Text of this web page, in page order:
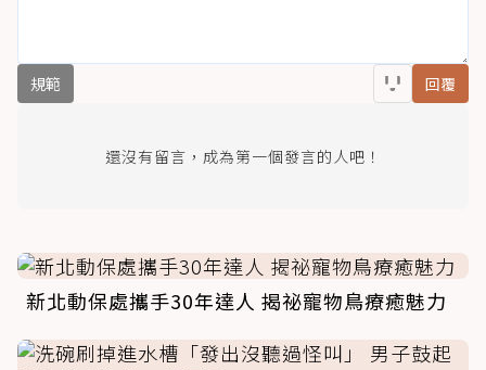
規範 回覆
還沒有留言，成為第一個發言的人吧！
新北動保處攜手30年達人 揭祕寵物鳥療癒魅力